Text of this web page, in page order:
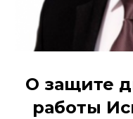
О защите
работы